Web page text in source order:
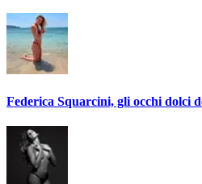
Federica Squarcini, gli occhi dolci